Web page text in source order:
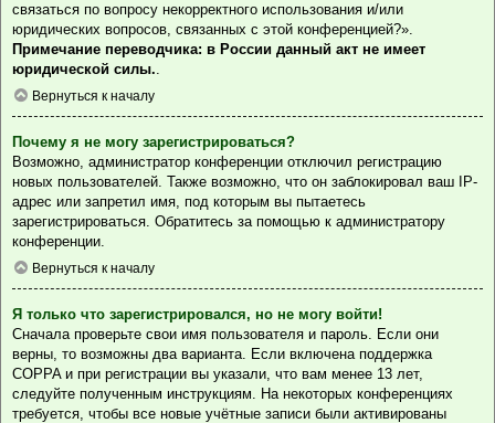
связаться по вопросу некорректного использования и/или
юридических вопросов, связанных с этой конференцией?».
Примечание переводчика: в России данный акт не имеет
юридической силы..
Вернуться к началу
Почему я не могу зарегистрироваться?
Возможно, администратор конференции отключил регистрацию
новых пользователей. Также возможно, что он заблокировал ваш IP-
адрес или запретил имя, под которым вы пытаетесь
зарегистрироваться. Обратитесь за помощью к администратору
конференции.
Вернуться к началу
Я только что зарегистрировался, но не могу войти!
Сначала проверьте свои имя пользователя и пароль. Если они
верны, то возможны два варианта. Если включена поддержка
COPPA и при регистрации вы указали, что вам менее 13 лет,
следуйте полученным инструкциям. На некоторых конференциях
требуется, чтобы все новые учётные записи были активированы